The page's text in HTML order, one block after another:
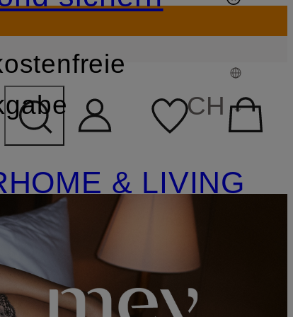
ÜBERSPRINGEN
CH
HOME & LIVING